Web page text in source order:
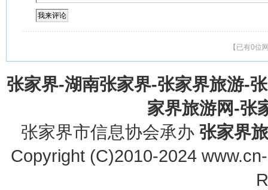
【已有0位
张家界-湖南张家界-张家界旅游-
家界旅游网-张
张家界市信息协会承办 张家界
Copyright (C)2010-2024